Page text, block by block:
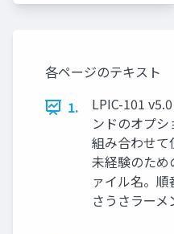
各ページのテキスト
1.
LPIC-101
ンドのオプ
組み合わせて
未経験のため
ァイル名。
さうさラーメ